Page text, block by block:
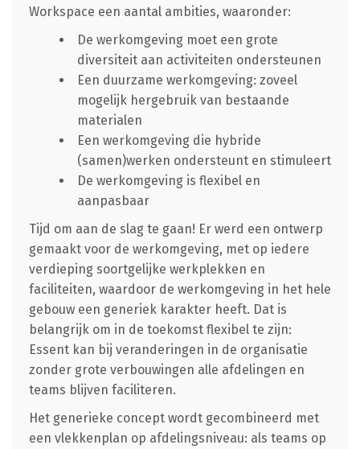
Workspace een aantal ambities, waaronder:
De werkomgeving moet een grote
diversiteit aan activiteiten ondersteunen
Een duurzame werkomgeving: zoveel
mogelijk hergebruik van bestaande
materialen
Een werkomgeving die hybride
(samen)werken ondersteunt en stimuleert
De werkomgeving is flexibel en
aanpasbaar
Tijd om aan de slag te gaan! Er werd een ontwerp
gemaakt voor de werkomgeving, met op iedere
verdieping soortgelijke werkplekken en
faciliteiten, waardoor de werkomgeving in het hele
gebouw een generiek karakter heeft. Dat is
belangrijk om in de toekomst flexibel te zijn:
Essent kan bij veranderingen in de organisatie
zonder grote verbouwingen alle afdelingen en
teams blijven faciliteren.
Het generieke concept wordt gecombineerd met
een vlekkenplan op afdelingsniveau: als teams op